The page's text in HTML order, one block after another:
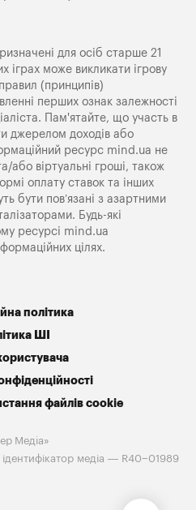
для осіб старше 21
іграх може викликати ігрову
(принципів)
перших ознак залежності
Пам'ятайте, що участь в
джерелом доходів або
ресурс mind.ua не
або віртуальні гроші, також
оплату ставок та інших
бути пов’язані з азартними
Будь-які
ресурсі mind.ua
цілях.
політика
ШІ
файлів cookie
Медiа»
ідентифікатор медіа — R40−01989